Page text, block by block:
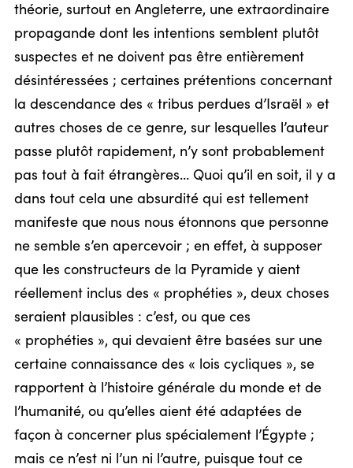
théorie, surtout en Angleterre, une extraordinaire
propagande dont les intentions semblent plutôt
suspectes et ne doivent pas être entièrement
désintéressées ; certaines prétentions concernant
la descendance des « tribus perdues d’Israël » et
autres choses de ce genre, sur lesquelles l’auteur
passe plutôt rapidement, n’y sont probablement
pas tout à fait étrangères… Quoi qu’il en soit, il y a
dans tout cela une absurdité qui est tellement
manifeste que nous nous étonnons que personne
ne semble s’en apercevoir ; en effet, à supposer
que les constructeurs de la Pyramide y aient
réellement inclus des « prophéties », deux choses
seraient plausibles : c’est, ou que ces
« prophéties », qui devaient être basées sur une
certaine connaissance des « lois cycliques », se
rapportent à l’histoire générale du monde et de
l’humanité, ou qu’elles aient été adaptées de
façon à concerner plus spécialement l’Égypte ;
mais ce n’est ni l’un ni l’autre, puisque tout ce